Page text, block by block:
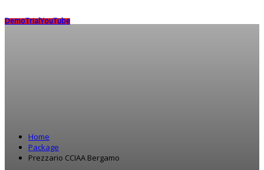
DemoTrialYouTube
Home
Package
Prezzario CCIAA Bergamo